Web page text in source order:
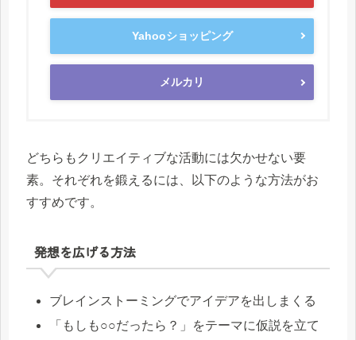
Yahooショッピング
メルカリ
どちらもクリエイティブな活動には欠かせない要
素。それぞれを鍛えるには、以下のような方法がお
すすめです。
発想を広げる方法
ブレインストーミングでアイデアを出しまくる
「もしも○○だったら？」をテーマに仮説を立て